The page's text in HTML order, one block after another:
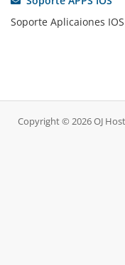
Soporte Aplicaiones IOS
Copyright © 2026 OJ